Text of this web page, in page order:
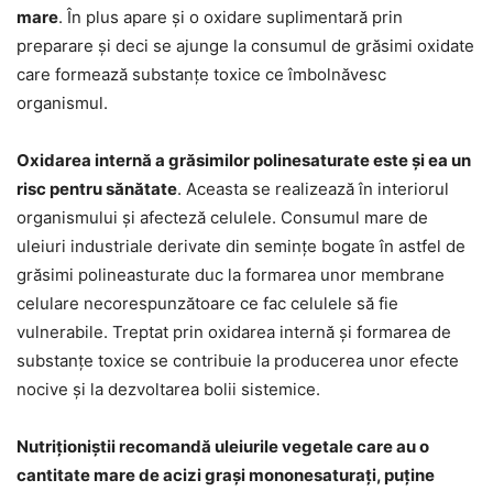
mare. În plus apare și o oxidare suplimentară prin
preparare și deci se ajunge la consumul de grăsimi oxidate
care formează substanțe toxice ce îmbolnăvesc
organismul.
Oxidarea internă a grăsimilor polinesaturate este și ea un
risc pentru sănătate. Aceasta se realizează în interiorul
organismului și afecteză celulele. Consumul mare de
uleiuri industriale derivate din semințe bogate în astfel de
grăsimi polineasturate duc la formarea unor membrane
celulare necorespunzătoare ce fac celulele să fie
vulnerabile. Treptat prin oxidarea internă și formarea de
substanțe toxice se contribuie la producerea unor efecte
nocive și la dezvoltarea bolii sistemice.
Nutriționiștii recomandă uleiurile vegetale care au o
cantitate mare de acizi grași mononesaturați, puține